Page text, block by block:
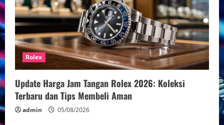
Rolex
Update Harga Jam Tangan Rolex 2026: Koleksi
Terbaru dan Tips Membeli Aman
admin 05/08/2026